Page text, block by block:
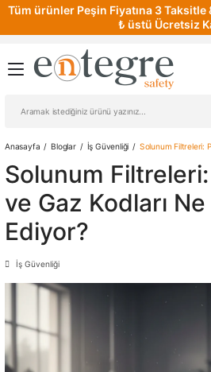
Tüm ürünler Peşin Fiyatına 3 Taksitle
₺ üstü Ücretsiz
Anasayfa Bloglar İş Güvenliği Solunum Filtreleri:
Solunum Filtreleri:
ve Gaz Kodları
Ediyor?
İş Güvenliği